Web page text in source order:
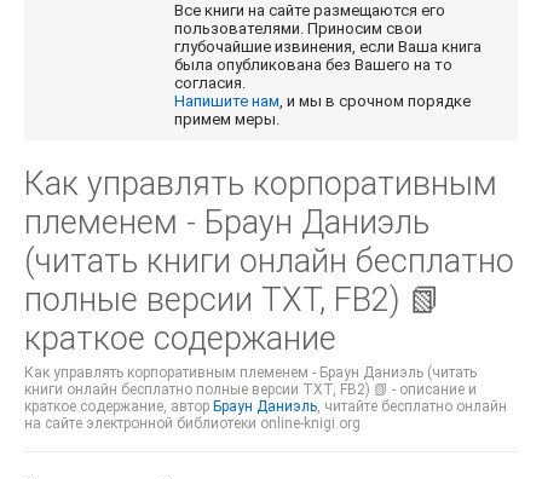
Все книги на сайте размещаются его
пользователями. Приносим свои
глубочайшие извинения, если Ваша книга
была опубликована без Вашего на то
согласия.
Напишите нам, и мы в срочном порядке
примем меры.
Как управлять корпоративным
племенем - Браун Даниэль
(читать книги онлайн бесплатно
полные версии TXT, FB2) 📗
краткое содержание
Как управлять корпоративным племенем - Браун Даниэль (читать
книги онлайн бесплатно полные версии TXT, FB2) 📗 - описание и
краткое содержание, автор Браун Даниэль, читайте бесплатно онлайн
на сайте электронной библиотеки online-knigi.org